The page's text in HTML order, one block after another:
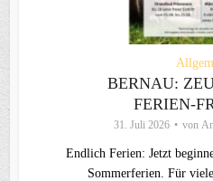
BERNAU:
FERIEN-
31. Juli 2026 von
Endlich Ferien: Jetzt
Sommerferien. Für